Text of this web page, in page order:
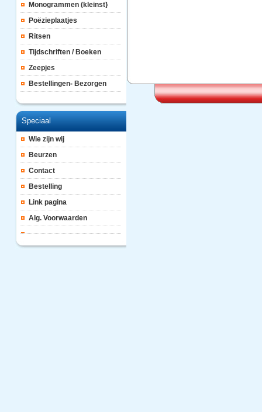
Monogrammen (kleinst}
Poëzieplaatjes
Ritsen
Tijdschriften / Boeken
Zeepjes
Bestellingen- Bezorgen
Speciaal
Wie zijn wij
Beurzen
Contact
Bestelling
Link pagina
Alg. Voorwaarden